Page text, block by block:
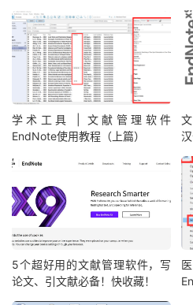
学术工具 | 文献管理软件
EndNote使用教程（上篇）
5个超好用的文献管理软件，写
论文、引文献必备！快收藏！